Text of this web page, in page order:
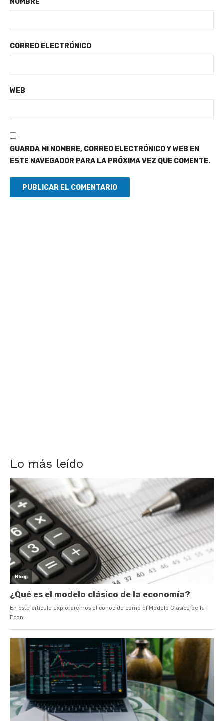
CORREO ELECTRÓNICO
WEB
GUARDA MI NOMBRE, CORREO ELECTRÓNICO Y WEB EN
ESTE NAVEGADOR PARA LA PRÓXIMA VEZ QUE COMENTE.
Lo más leído